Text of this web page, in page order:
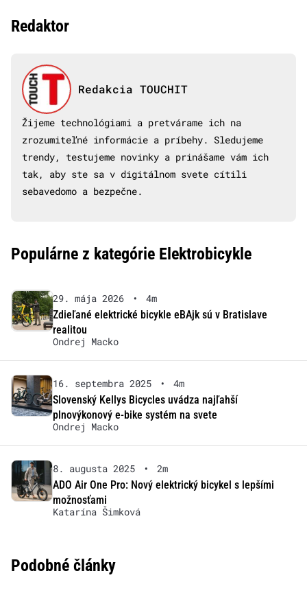
Redaktor
Redakcia TOUCHIT
Žijeme technológiami a pretvárame ich na
zrozumiteľné informácie a príbehy. Sledujeme
trendy, testujeme novinky a prinášame vám ich
tak, aby ste sa v digitálnom svete cítili
sebavedomo a bezpečne.
Populárne z kategórie Elektrobicykle
29. mája 2026 •
4m
Zdieľané elektrické bicykle eBAjk sú v Bratislave
realitou
Ondrej Macko
16. septembra 2025 •
4m
Slovenský Kellys Bicycles uvádza najľahší
plnovýkonový e-bike systém na svete
Ondrej Macko
8. augusta 2025 •
2m
ADO Air One Pro: Nový elektrický bicykel s lepšími
možnosťami
Katarína Šimková
Podobné články